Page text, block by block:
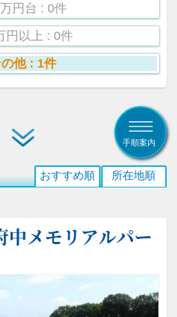
円台 : 0件
円以上 : 0件
他 : 1件
手順案内
所在地順
おすすめ順
中メモリアルパー